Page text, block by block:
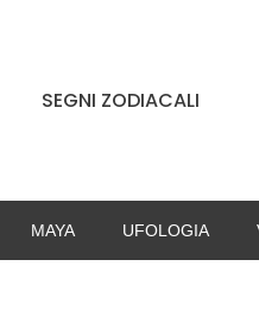
SEGNI ZODIACALI
MAYA UFOLOGIA